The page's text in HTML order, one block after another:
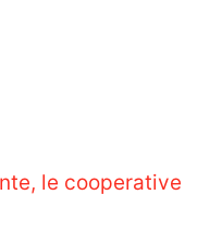
le cooperative